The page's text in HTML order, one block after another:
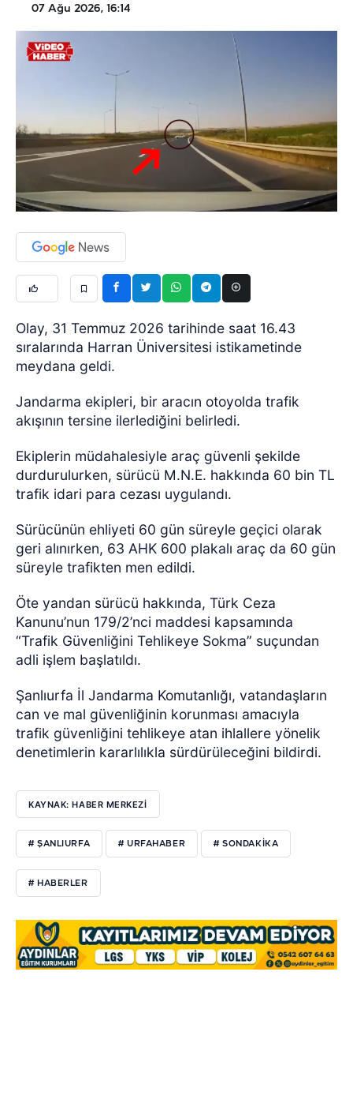
07 Ağu 2026, 16:14
Olay, 31 Temmuz 2026 tarihinde saat 16.43
sıralarında Harran Üniversitesi istikametinde
meydana geldi.
Jandarma ekipleri, bir aracın otoyolda trafik
akışının tersine ilerlediğini belirledi.
Ekiplerin müdahalesiyle araç güvenli şekilde
durdurulurken, sürücü M.N.E. hakkında 60 bin TL
trafik idari para cezası uygulandı.
Sürücünün ehliyeti 60 gün süreyle geçici olarak
geri alınırken, 63 AHK 600 plakalı araç da 60 gün
süreyle trafikten men edildi.
Öte yandan sürücü hakkında, Türk Ceza
Kanunu’nun 179/2’nci maddesi kapsamında
“Trafik Güvenliğini Tehlikeye Sokma” suçundan
adli işlem başlatıldı.
Şanlıurfa İl Jandarma Komutanlığı, vatandaşların
can ve mal güvenliğinin korunması amacıyla
trafik güvenliğini tehlikeye atan ihlallere yönelik
denetimlerin kararlılıkla sürdürüleceğini bildirdi.
KAYNAK: HABER MERKEZI
# ŞANLIURFA # URFAHABER # SONDAKIKA
# HABERLER